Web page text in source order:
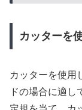
カッターを
カッターを使用
ドの場合に適し